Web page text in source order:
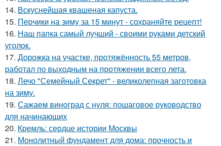
14. Вскуснейшая квашеная капуста.
15. Перчики на зиму за 15 минут - сохраняйте рецепт!
16. Наш папка самый лучший - своими руками детский
уголок.
17. Дорожка на участке, протяжённость 55 метров,
работал по выходным на протяжении всего лета.
18. Лечо "Семейный Секрет" - великолепная заготовка
на зиму.
19. Сажаем виноград с нуля: пошаговое руководство
для начинающих
20. Кремль: сердце истории Москвы
21. Монолитный фундамент для дома: прочность и